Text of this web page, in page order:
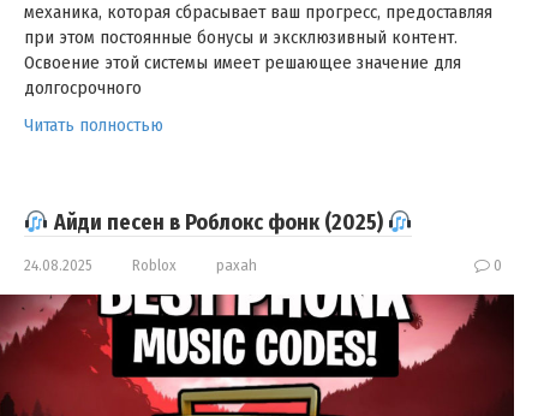
механика, которая сбрасывает ваш прогресс, предоставляя
при этом постоянные бонусы и эксклюзивный контент.
Освоение этой системы имеет решающее значение для
долгосрочного
Читать полностью
Айди песен в Роблокс фонк (2025)
24.08.2025 Roblox paxah 0